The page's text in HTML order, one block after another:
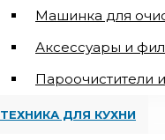
Машинка для
Аксессуары и
Пароочистители
ТЕХНИКА ДЛЯ КУХНИ